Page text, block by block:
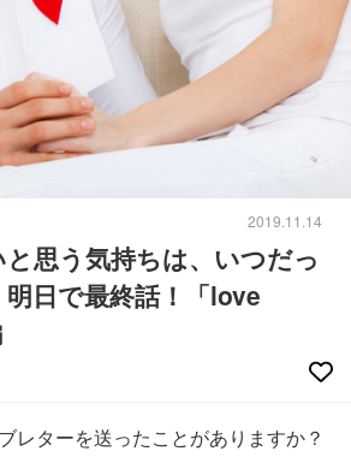
2019.11.14
思う気持ちは、いつだっ
日で最終話！「love
レターを送ったことがありますか？